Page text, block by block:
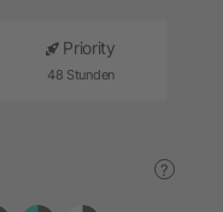
Priority
48 Stunden
?